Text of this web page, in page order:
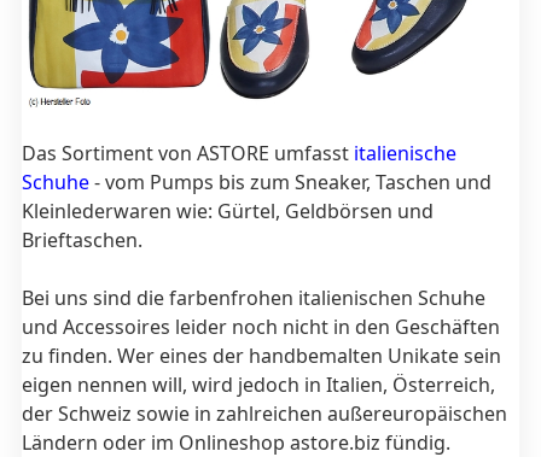
Das Sortiment von ASTORE umfasst italienische
Schuhe- vom Pumps bis zum Sneaker, Taschen und
Kleinlederwaren wie: Gürtel, Geldbörsen und
Brieftaschen.
Bei uns sind die farbenfrohen italienischen Schuhe
und Accessoires leider noch nicht in den Geschäften
zu finden. Wer eines der handbemalten Unikate sein
eigen nennen will, wird jedoch in Italien, Österreich,
der Schweiz sowie in zahlreichen außereuropäischen
Ländern oder im Onlineshop astore.biz fündig.